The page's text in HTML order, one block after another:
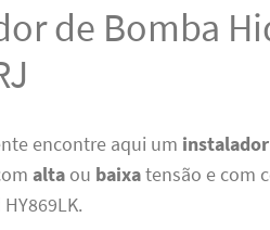
de Bomba
encontre aqui um
alta ou baixatensão e com